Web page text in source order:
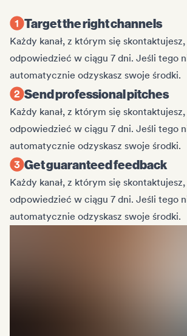
Target the right channels
Każdy kanał, z którym się
odpowiedzieć w ciągu 7 dni. Jeśli tego
automatycznie odzyskasz swoje środki.
Send professional pitches
Każdy kanał, z którym się
odpowiedzieć w ciągu 7 dni. Jeśli tego
automatycznie odzyskasz swoje środki.
Get guaranteed feedback
Każdy kanał, z którym się
odpowiedzieć w ciągu 7 dni. Jeśli tego
automatycznie odzyskasz swoje środki.